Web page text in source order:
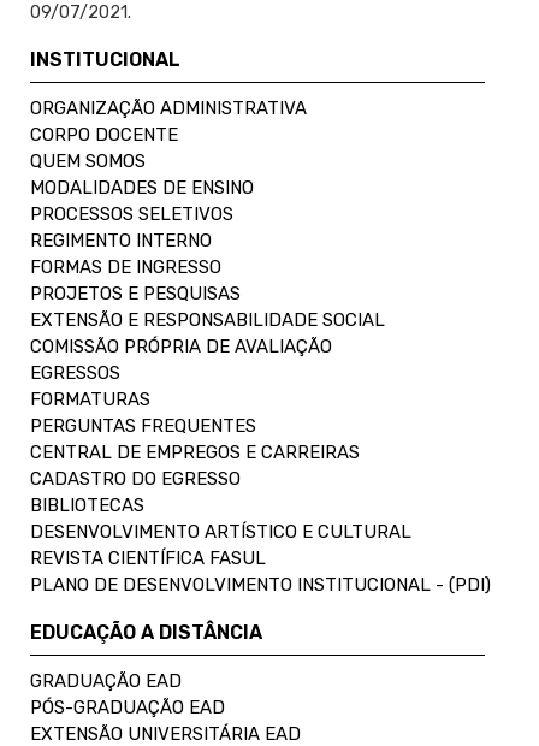
09/07/2021.
INSTITUCIONAL
ORGANIZAÇÃO ADMINISTRATIVA
CORPO DOCENTE
QUEM SOMOS
MODALIDADES DE ENSINO
PROCESSOS SELETIVOS
REGIMENTO INTERNO
FORMAS DE INGRESSO
PROJETOS E PESQUISAS
EXTENSÃO E RESPONSABILIDADE SOCIAL
COMISSÃO PRÓPRIA DE AVALIAÇÃO
EGRESSOS
FORMATURAS
PERGUNTAS FREQUENTES
CENTRAL DE EMPREGOS E CARREIRAS
CADASTRO DO EGRESSO
BIBLIOTECAS
DESENVOLVIMENTO ARTÍSTICO E CULTURAL
REVISTA CIENTÍFICA FASUL
PLANO DE DESENVOLVIMENTO INSTITUCIONAL - (PDI)
EDUCAÇÃO A DISTÂNCIA
GRADUAÇÃO EAD
PÓS-GRADUAÇÃO EAD
EXTENSÃO UNIVERSITÁRIA EAD